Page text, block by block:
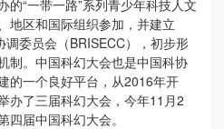
的“一带一路”系列青少年科技人文
地区和国际组织参加，并建立
调委员会（BRISECC），初步形
制。中国科幻大会也是中国科协
的一个良好平台，从2016年开
办了三届科幻大会，今年11月2
届中国科幻大会。